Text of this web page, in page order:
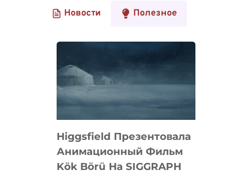
Новости Полезное
Higgsfield Презентовала
Анимационный Фильм
Kök Börü На SIGGRAPH